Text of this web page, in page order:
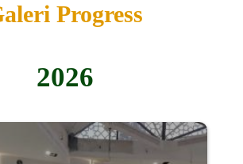
Progress
2026